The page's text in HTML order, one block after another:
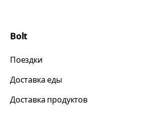
Bolt
Поездки
Доставка еды
Доставка продуктов